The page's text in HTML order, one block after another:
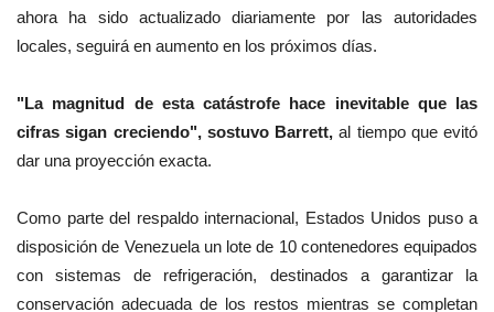
ahora ha sido actualizado diariamente por las autoridades
locales, seguirá en aumento en los próximos días.
"La magnitud de esta catástrofe hace inevitable que las
cifras sigan creciendo", sostuvo Barrett, al tiempo que evitó
dar una proyección exacta.
Como parte del respaldo internacional, Estados Unidos puso a
disposición de Venezuela un lote de 10 contenedores equipados
con sistemas de refrigeración, destinados a garantizar la
conservación adecuada de los restos mientras se completan